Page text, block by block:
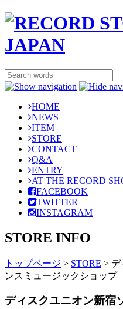
HOME
NEWS
ITEM
STORE
CONTACT
Q&A
ENTRY
AT THE RECORD
FACEBOOK
TWITTER
INSTAGRAM
STORE INFO
トップページ > STORE > デ
ンスミュージックショップ
ディスクユニオン新宿